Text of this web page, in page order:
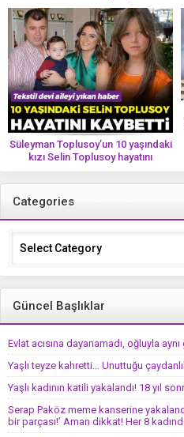
Süleyman Toplusoy’un 10 yaşındaki
kızı Selin Toplusoy hayatını
kaybetti! ‘Ah dünya güzeli melek’
Categories
Categories
Güncel Başlıklar
Evlat acısına dayanamadı, oğluyla
Yaşlı teyze kahretti… Unuttuğu
Yaşlı kadının katili yakalandı! 18 yıl
Serap Paköz meme kanserine
bir parçası!’ Aman dikkat! Her 8